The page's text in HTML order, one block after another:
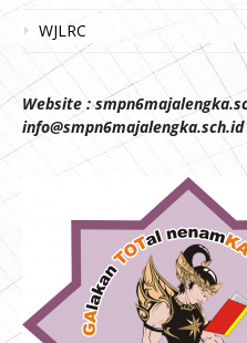
WJLRC
Website :
info@smpn6majalengka.sch.id